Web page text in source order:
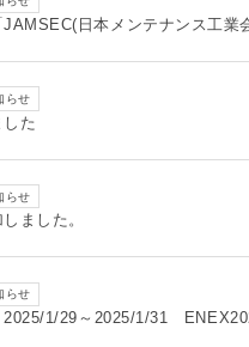
JAMSEC(日本メンテナンス工
らせ
た
らせ
ました。
らせ
2025/1/29～2025/1/31